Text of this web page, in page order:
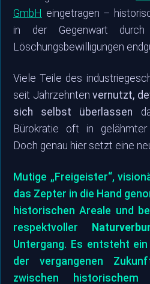
GmbH eingetragen –
in der Gegenwart durch
Löschungsbewilligungen
Viele Teile des
seit Jahrzehntenvernutzt,
sich selbst überlassen
Bürokratie oft in gelähmter
Doch genau hier setzt eine
Mutige „Freigeister“,
das Zepter in die Hand
historischen Areale und
respektvoller
Untergang. Es entsteht
der vergangenen
zwischen